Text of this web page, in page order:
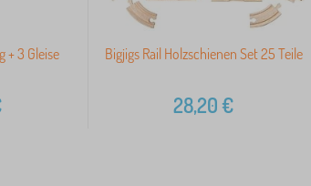
+ 3 Gleise Bigjigs Rail Holzschienen Set 25 Teile
28,20€